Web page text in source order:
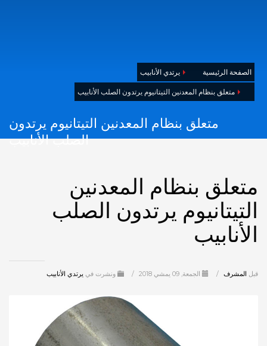
الصفحة الرئيسية
يرتدي الأنابيب
متعلق بنظام المعدنين التيتانيوم يرتدون الصلب الأنابيب
متعلق بنظام المعدنين التيتانيوم يرتدون
الصلب الأنابيب
متعلق بنظام المعدنين
التيتانيوم يرتدون الصلب
الأنابيب
قبل المشرف / الجمعة, 09 يمشي 2018 / ونشرت في يرتدي الأنابيب